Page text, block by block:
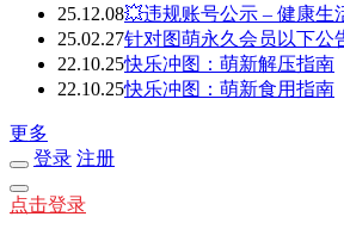
25.12.08💥违规账号公示 – 健康生
25.02.27针对图萌永久会员以下公
22.10.25快乐冲图：萌新解压指南
22.10.25快乐冲图：萌新食用指南
更多
登录 注册
点击登录